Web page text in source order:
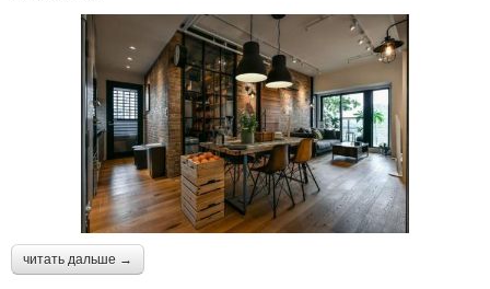
читать дальше →